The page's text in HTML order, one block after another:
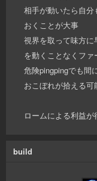
相手が動いたら自
おくことが大事
視界を取って味方に
を動くことなくファ
危険pingpingでも間
おこぼれが拾える可
ロームによる利益
build